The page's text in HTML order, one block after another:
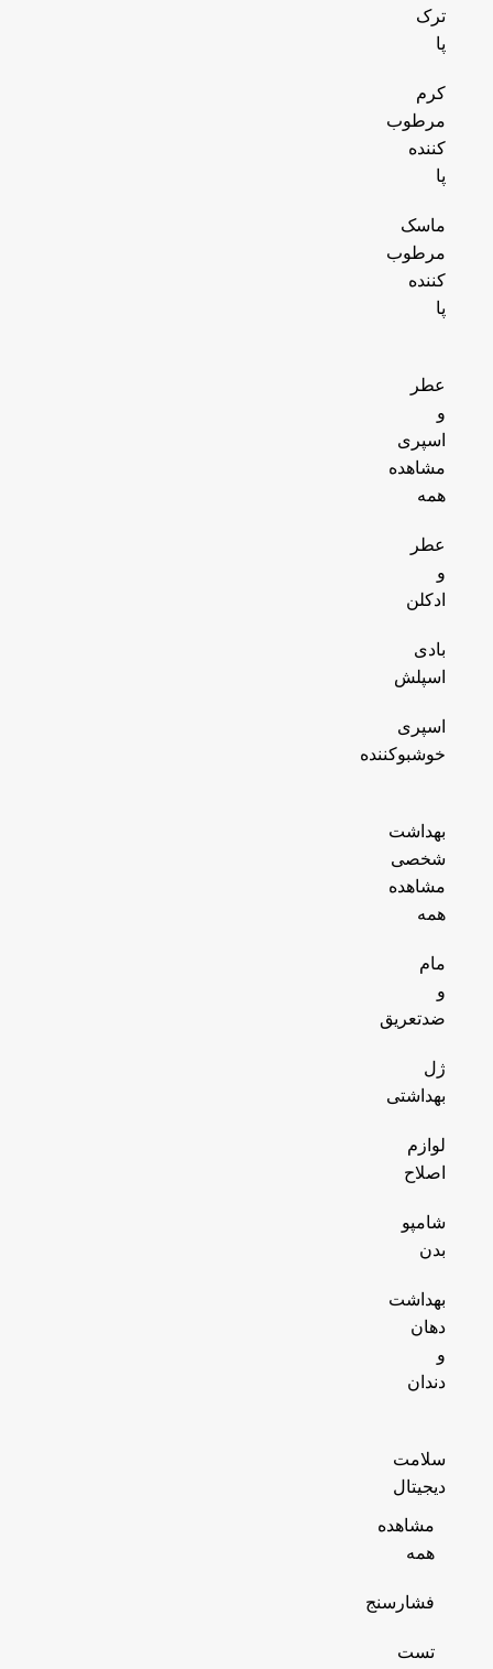
ترک
پا
کرم
مرطوب
کننده
پا
ماسک
مرطوب
کننده
پا
عطر
و
اسپری
مشاهده
همه
عطر
و
ادکلن
بادی
اسپلش
اسپری
خوشبوکننده
بهداشت
شخصی
مشاهده
همه
مام
و
ضدتعریق
ژل
بهداشتی
لوازم
اصلاح
شامپو
بدن
بهداشت
دهان
و
دندان
سلامت
دیجیتال
مشاهده
همه
فشارسنج
تست